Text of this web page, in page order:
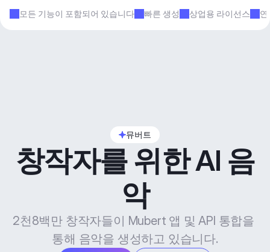
모든 기능이 포함되어 있습니다 빠른 생성 상업용 라이선스
뮤버트
창작자를 위한 AI 음
악
2천8백만 창작자들이 Mubert 앱 및 API 통합을
통해 음악을 생성하고 있습니다.